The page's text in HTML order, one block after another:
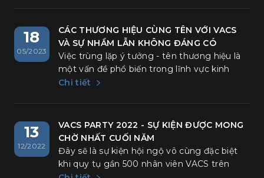
chỉ kéo dài 3 ngày 2 đêm nhưng thực sự đã
mang lại cho VACSers nhiều cảm xúc, nhiều
khoảnh khắc lắng đọng và "chở" thêm
những hi vọng vào tương lai.
18
05/2023
CÁC THƯƠNG HIỆU CÙNG TÊN VỚI VACS
VÀ SỰ NHẦM LẪN KHÔNG ĐÁNG CÓ
Việc trùng lặp ý tưởng - tên thương hiệu là
một vấn đề phổ biến trong lĩnh vực kinh
doanh và tiếp thị. Khi hai hoặc nhiều tổ chức
gây ra sự nhầm lẫn.
Chi tiết
13
12/2022
VACS PARTY 2022 - SỰ KIỆN ĐƯỢC MONG
CHỜ NHẤT CUỐI NĂM
Đây sẽ là sự kiện hội ngộ vô cùng đặc biệt
khi quy tụ gần 500 nhân viên VACS trên